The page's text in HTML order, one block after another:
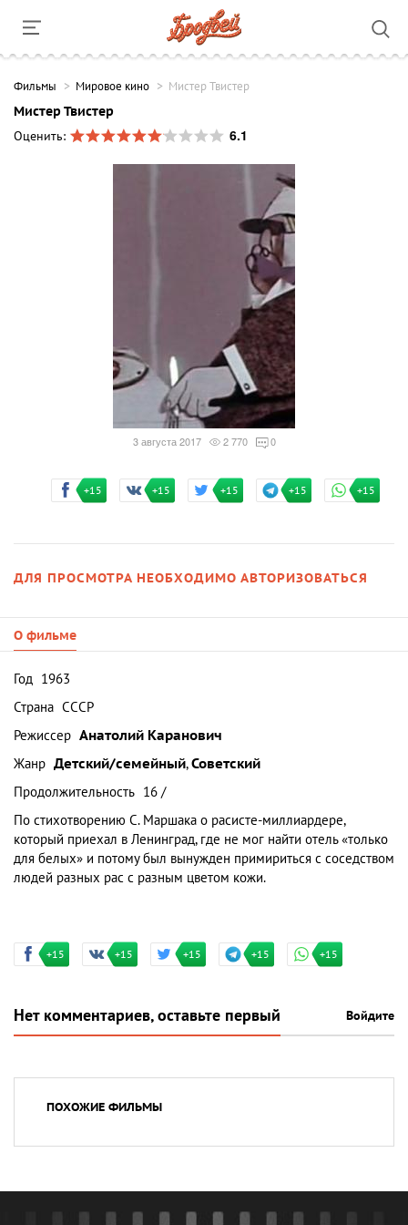
Фильмы Мировое кино Мистер Твистер
Мистер Твистер
Оценить:
6.1
3 августа 2017 2 770 0
+15 +15 +15 +15 +15
ДЛЯ ПРОСМОТРА НЕОБХОДИМО АВТОРИЗОВАТЬСЯ
О фильме
Год 1963
Страна СССР
Режиссер Анатолий Каранович
Жанр Детский/семейный,Советский
Продолжительность 16 /
По стихотворению С. Маршака о расисте-миллиардере,
который приехал в Ленинград, где не мог найти отель «только
для белых» и потому был вынужден примириться с соседством
людей разных рас с разным цветом кожи.
+15 +15 +15 +15 +15
Нет комментариев, оставьте первый Войдите
ПОХОЖИЕ ФИЛЬМЫ